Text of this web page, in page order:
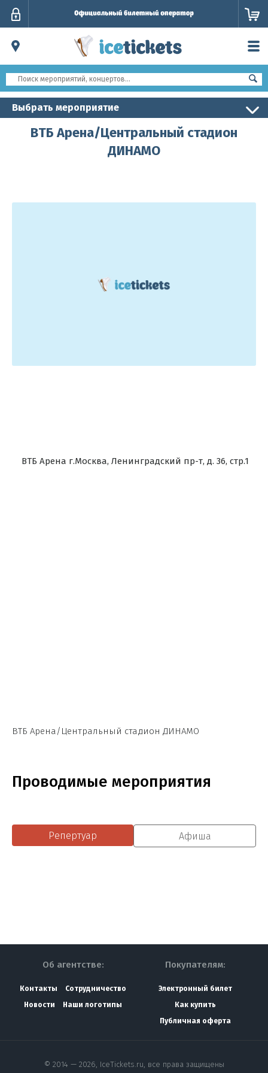
Выбрать мероприятие
ВТБ Арена/Центральный стадион
ДИНАМО
ВТБ Арена г.Москва, Ленинградский пр-т, д. 36, стр.1
ВТБ Арена/Центральный стадион ДИНАМО
Проводимые мероприятия
Репертуар Афиша
Об агентстве:
Контакты
Сотрудничество
Новости
Наши логотипы
Покупателям:
Электронный билет
Как купить
Публичная оферта
© 2014 — 2026, IceTickets.ru, все права защищены